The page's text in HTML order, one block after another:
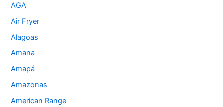
AGA
Air Fryer
Alagoas
Amana
Amapá
Amazonas
American Range